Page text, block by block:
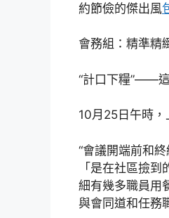
約節儉的傑出風
會務組：精準精
“計口下糧”——
10月25日午時，
“會議開端前和
「是在社區撿
細有幾多職員用
與會同道和任務